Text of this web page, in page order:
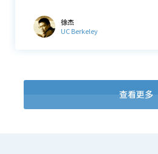
王宇
中国科学技术大学，研究生
查看更多